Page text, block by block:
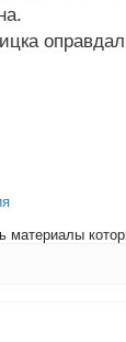
материалы